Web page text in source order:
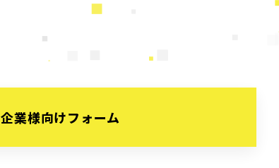
企業様向けフォーム